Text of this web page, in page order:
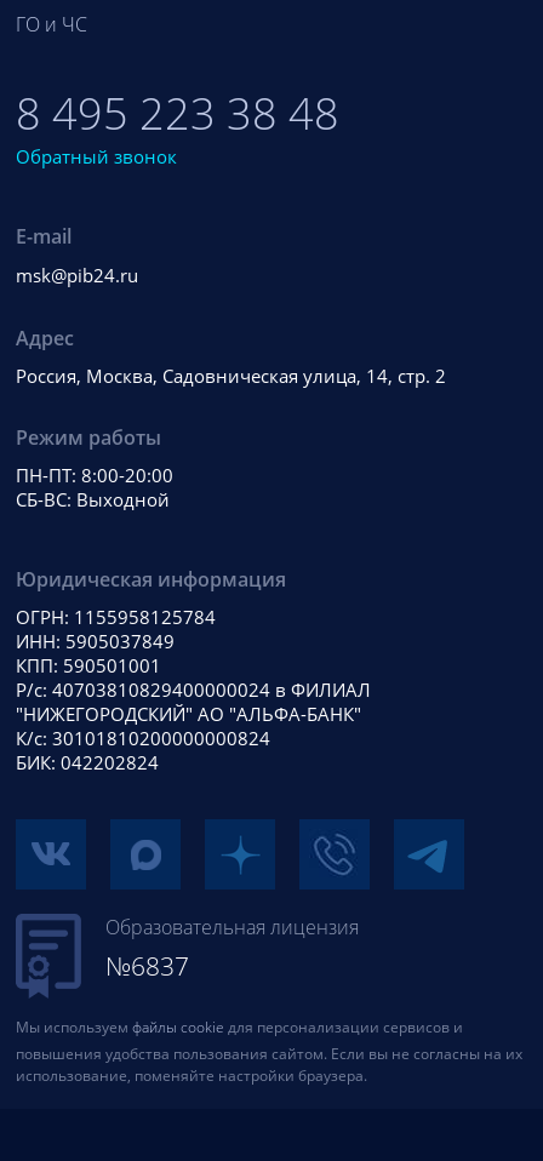
ГО и ЧС
8 495 223 38 48
Обратный звонок
E-mail
msk@pib24.ru
Адрес
Россия, Москва, Садовническая улица, 14, стр. 2
Режим работы
ПН-ПТ: 8:00-20:00
СБ-ВС: Выходной
Юридическая информация
ОГРН: 1155958125784
ИНН: 5905037849
КПП: 590501001
Р/с: 40703810829400000024 в ФИЛИАЛ
"НИЖЕГОРОДСКИЙ" АО "АЛЬФА-БАНК"
К/с: 30101810200000000824
БИК: 042202824
Образовательная лицензия
№6837
Мы используем файлы cookie для персонализации сервисов и
повышения удобства пользования сайтом. Если вы не согласны на их
использование, поменяйте настройки браузера.